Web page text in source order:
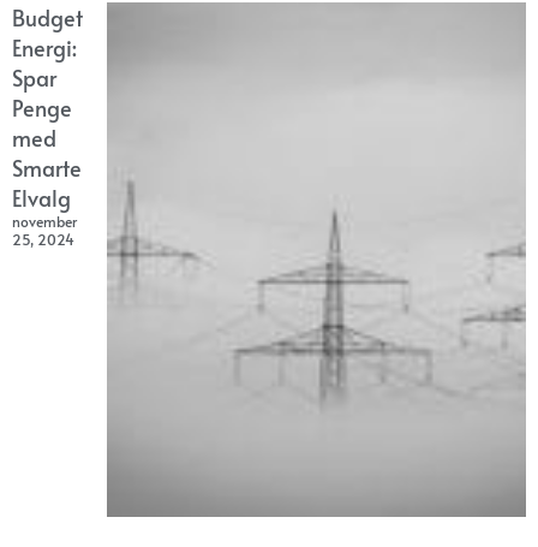
Budget
Energi:
Spar
Penge
med
Smarte
Elvalg
november
25, 2024